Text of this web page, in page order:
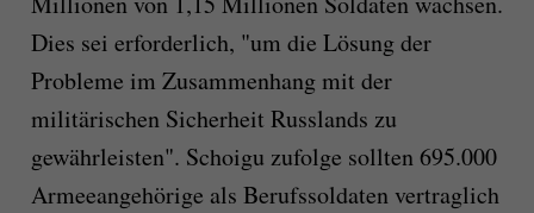
Dies sei erforderlich, "um die Lösung der
Probleme im Zusammenhang mit der
militärischen Sicherheit Russlands zu
gewährleisten". Schoigu zufolge sollten 695.000
Armeeangehörige als Berufssoldaten vertraglich